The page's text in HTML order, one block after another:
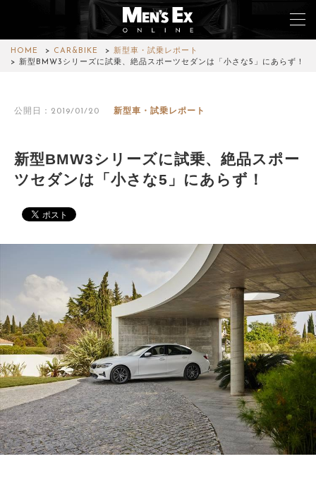
HOME CAR&BIKE
新型車・試乗レポート
新型BMW3シリーズに試乗、絶品スポーツセダンは「小さな5」にあらず！
公開日：2019/01/20 新型車・試乗レポート
新型BMW3シリーズに試乗、絶品スポー
ツセダンは「小さな5」にあらず！
WATCH
CAR&BIKE
LIFESTYLE
MAGAZINE
ABOUT SITE
サイトマップ